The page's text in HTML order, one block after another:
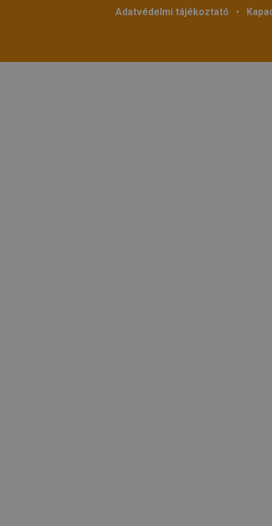
Adatvédelmi tájékoztató •